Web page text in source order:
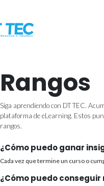
Rangos
Siga aprendiendo con DT TEC.
plataforma de eLearning. Estos
rangos.
¿Cómo puedo ganar
Cada vez que termine un curso o
¿Cómo puedo conseguir